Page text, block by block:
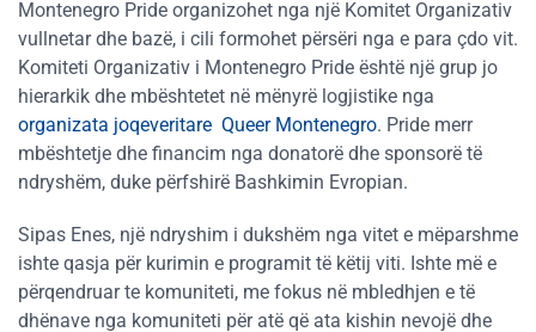
Montenegro Pride organizohet nga një Komitet Organizativ
vullnetar dhe bazë, i cili formohet përsëri nga e para çdo vit.
Komiteti Organizativ i Montenegro Pride është një grup jo
hierarkik dhe mbështetet në mënyrë logjistike nga
organizata joqeveritare Queer Montenegro. Pride merr
mbështetje dhe financim nga donatorë dhe sponsorë të
ndryshëm, duke përfshirë Bashkimin Evropian.
Sipas Enes, një ndryshim i dukshëm nga vitet e mëparshme
ishte qasja për kurimin e programit të këtij viti. Ishte më e
përqendruar te komuniteti, me fokus në mbledhjen e të
dhënave nga komuniteti për atë që ata kishin nevojë dhe